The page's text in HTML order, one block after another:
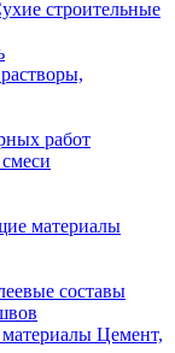
строительные
работ
материалы
составы
Цемент,